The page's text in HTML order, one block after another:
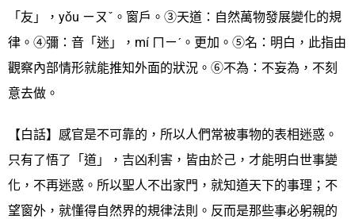
「友」，yǒu ㄧㄡˇ。窗戶。③天道：自然萬物發展變化的規
律。④彌：音「迷」，mí ㄇㄧˊ。更加。⑤名：明白，此指由
觀察內部情形就能推知外面的狀況。⑥不為：不妄為，不刻
意去做。
【白話】感官是不可靠的，所以人們常被事物的表相迷惑。
只有了悟了「道」，吉凶利害，皆由於己，才能明白世事變
化，不再迷惑。所以聖人不出家門，就知道天下的事理；不
望窗外，就懂得自然界的規律法則。反而是那些事必躬親的